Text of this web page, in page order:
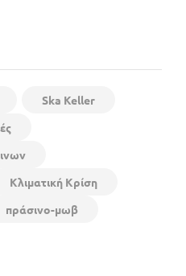
Ska Keller
Κλιματική Κρίση
πράσινο-μωβ